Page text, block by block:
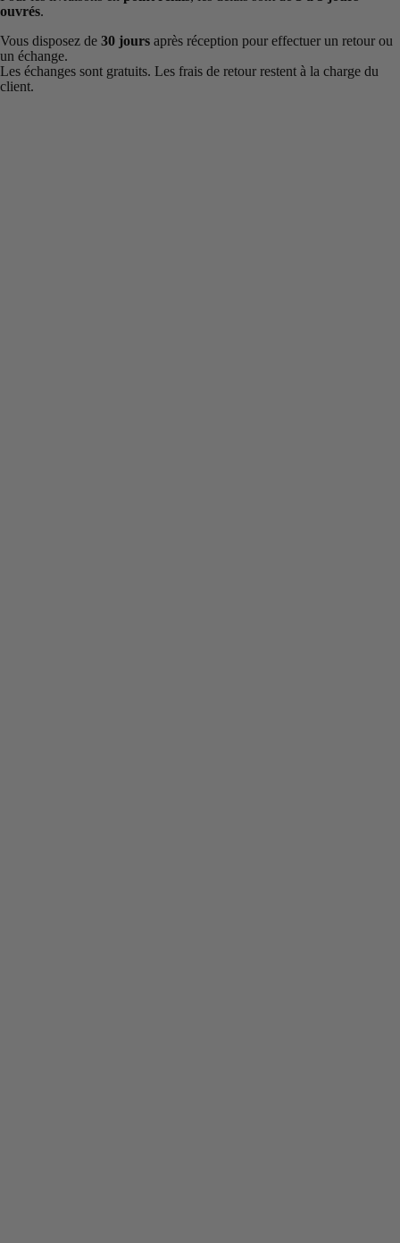
ouvrés.
Vous disposez de 30 jours après réception pour effectuer un retour ou
un échange.
Les échanges sont gratuits. Les frais de retour restent à la charge du
client.